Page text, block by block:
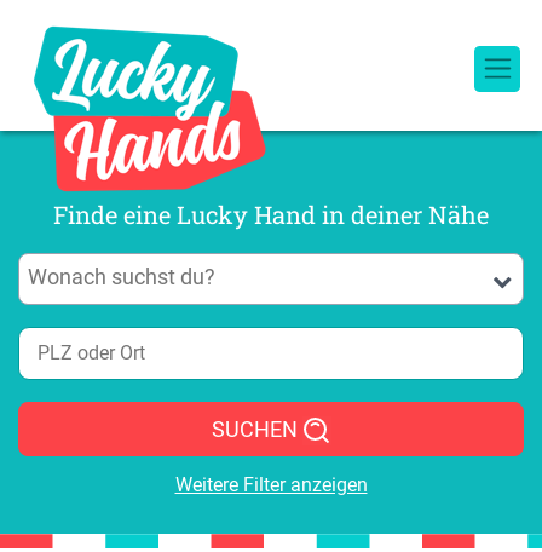
Finde eine Lucky Hand in deiner Nähe
SUCHEN
Weitere Filter anzeigen